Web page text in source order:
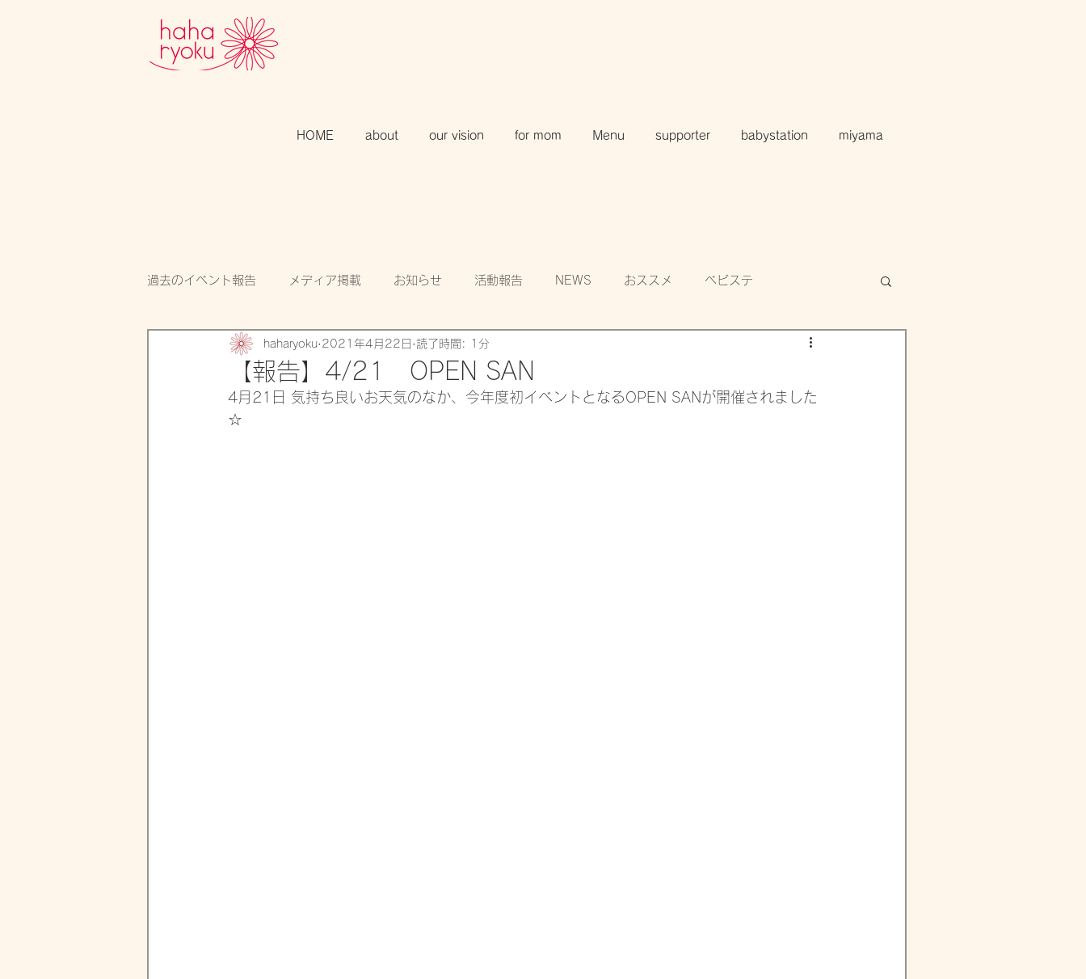
HOME about our vision for mom Menu supporter babystation miyama
過去のイベント報告 メディア掲載 お知らせ 活動報告 NEWS おススメ ベビステ
スタッフのつぶやき 開催告知 賛助会員
【報告】4/21 OPEN SAN
haharyoku 2021年4月22日 読了時間: 1分
4月21日 気持ち良いお天気のなか、今年度初イベントとなるOPEN SANが開催されました
☆